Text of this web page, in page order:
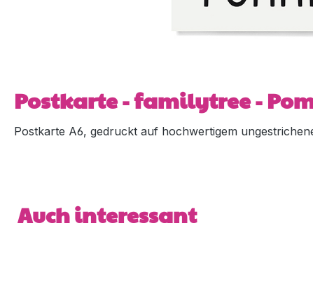
Postkarte - familytree -
Postkarte A6, gedruckt auf hochwertigem
Produktgalerie überspringen
Auch interessant